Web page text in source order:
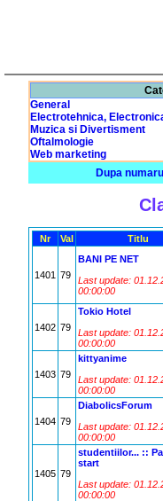
General
Electrotehnica,
Muzica si Divertisment
Oftalmologie
Web marketing
Dupa
Nr Val Titlu
1401 79
BANI PE NET
Last update:
00:00:00
1402 79
Tokio Hotel
Last update:
00:00:00
1403 79
kittyanime
Last update:
00:00:00
1404 79
DiabolicsForum
Last update:
00:00:00
1405 79
studentiilor... ::
start
Last update:
00:00:00